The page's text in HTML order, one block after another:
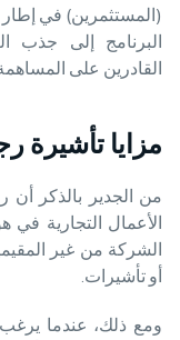
(المستثمرين) في إطار
البرنامج إلى جذب
القادرين على
مزايا تأشيرة
من الجدير بالذكر أن
الأعمال التجارية في
الشركة من غير
أو تأشيرات.
ومع ذلك، عندما